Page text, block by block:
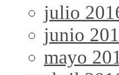
julio
junio
mayo